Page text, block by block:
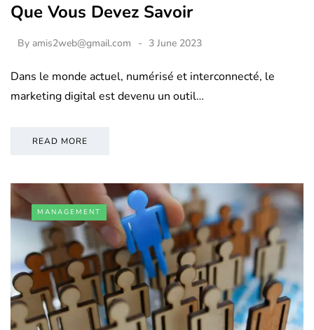
Que Vous Devez Savoir
By amis2web@gmail.com 3 June 2023
Dans le monde actuel, numérisé et interconnecté, le
marketing digital est devenu un outil…
READ MORE
MANAGEMENT